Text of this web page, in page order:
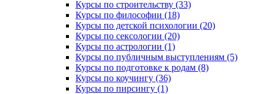
Курсы по строительству (33)
Курсы по философии (18)
Курсы по детской психологии (20)
Курсы по сексологии (20)
Курсы по астрологии (1)
Курсы по публичным выступлениям (5)
Курсы по подготовке к родам (8)
Курсы по коучингу (36)
Курсы по пирсингу (1)